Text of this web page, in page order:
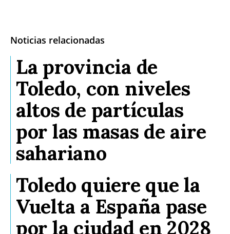
Noticias relacionadas
La provincia de
Toledo, con niveles
altos de partículas
por las masas de aire
sahariano
Toledo quiere que la
Vuelta a España pase
por la ciudad en 2028